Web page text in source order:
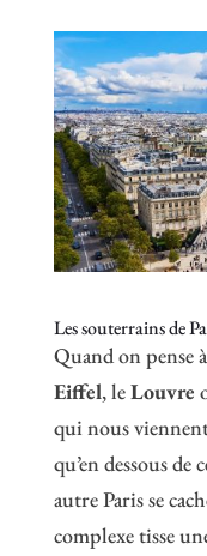
Les souterrains de
Quand on pense
Eiffel, leLouvre
qui nous
qu’en dessous de
autre Paris se
complexe tisse